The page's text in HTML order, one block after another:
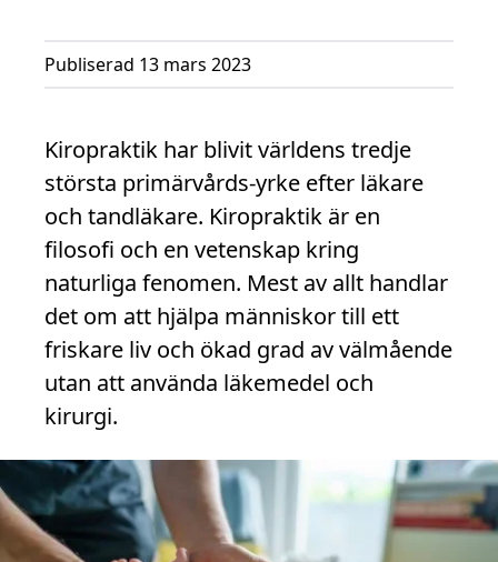
Publiserad 13 mars 2023
Kiropraktik har blivit världens tredje
största primärvårds-yrke efter läkare
och tandläkare. Kiropraktik är en
filosofi och en vetenskap kring
naturliga fenomen. Mest av allt handlar
det om att hjälpa människor till ett
friskare liv och ökad grad av välmående
utan att använda läkemedel och
kirurgi.